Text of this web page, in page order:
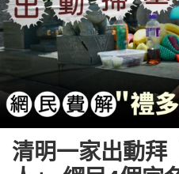
清明一家出動拜